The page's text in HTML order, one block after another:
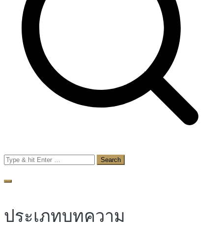
Search
for:
ประเภทบทความ